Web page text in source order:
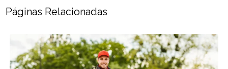
Páginas Relacionadas